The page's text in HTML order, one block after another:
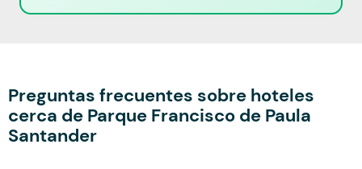
Preguntas frecuentes sobre hoteles
cerca de Parque Francisco de Paula
Santander